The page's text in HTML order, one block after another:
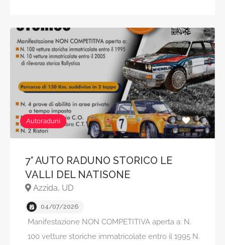
Autoraduni
7° AUTO RADUNO STORICO LE
VALLI DEL NATISONE
Azzida, UD
04/07/2026
Manifestazione NON COMPETITIVA aperta a: N.
100 vetture storiche immatricolate entro il 1995 N.